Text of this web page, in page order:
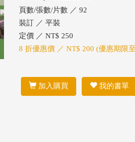
頁數/張數/片數 ／ 92
裝訂 ／ 平裝
定價 ／ NT$ 250
8 折優惠價 ／ NT$ 200 (優惠期限
加入購買 我的書單